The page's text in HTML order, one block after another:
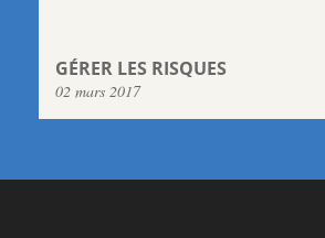
GÉRER LES RISQUES
02 mars 2017